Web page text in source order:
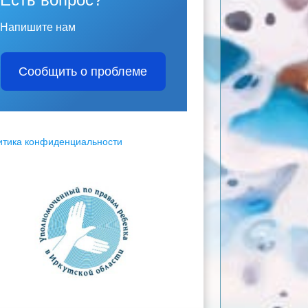
Напишите нам
Сообщить о проблеме
конфиденциальности